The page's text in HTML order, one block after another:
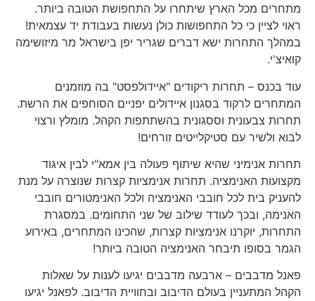
מתחרים מכל הארץ שיתחרו על התחפושת הטובה ביותר.
ראוי לציין כי כל התחפושות כולן נעשות בעבודת יד עצמאית!
במהלך התחרות ישא דברים שגריר יפן בישראל מר מיזושימה
קואיצ'י.
עוד בכנס – תחרות ריקודים "איידולפסט" בה מוזמנים
המתחרים לרקוד בסגנון איידולים יפניים הסוחפים את הרשת.
תחרות צבעונית וססגונית בהשתתפות הקהל. מומלץ ורצוי
לבוא ולשיר עם סטיקלייטים זורחים!
תחרות אנימיני שהיא שיתוף פעולה בין אמא"י לבין איגוד
מקצועות האנימציה. תחרות אנימציות קצרות שנוצרה על מנת
להעניק בית לכל חובבי האנימציה ולכל האנימטורים חובבי
האנימה, ובכך לעודד שילוב של שני התחומים. במסגרת
התחרות, יוקרנו אנימציות קצרות, שהכינו המתחרים, באירוע
הגמר בסופו תיבחר האנימציה הטובה ביותר!
פאנל מדבבים – ארבעה מדבבים יגיעו לענות על שאלות
הקהל המתעניין בעולם הדיבוב ובחוויית הדיבוב. לפאנל יגיעו